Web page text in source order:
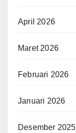
April 2026
Maret 2026
Februari 2026
Januari 2026
Desember 2025